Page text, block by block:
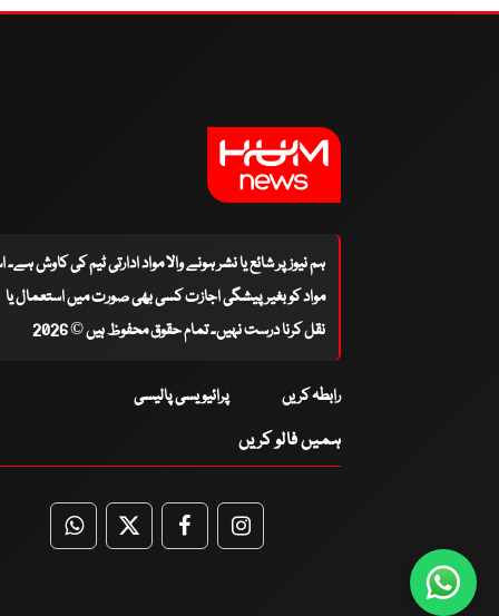
ہم نیوز پر شائع یا نشر ہونے والا مواد ادارتی ٹیم کی کاوش
مواد کو بغیر پیشگی اجازت کسی بھی صورت میں استعمال یا
نقل کرنا درست نہیں۔ تمام حقوق محفوظ ہیں © 2026
رابطہ کریں پرائیویسی پالیسی
ہمیں فالو کریں
WhatsApp
TwitterFacebookFacebook